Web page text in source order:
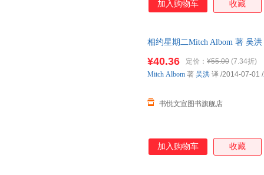
加入购物车 收藏
相约星期二Mitch Albom 著 吴
¥40.36 定价： ¥55.00 (7.34折)
书悦文宣图书旗舰店
Mitch Albom 著 吴洪 译 /2014-07-01 /
加入购物车 收藏